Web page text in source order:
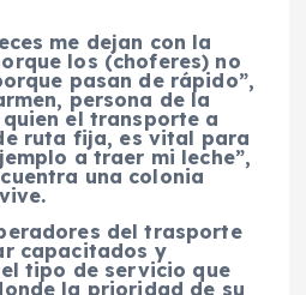
me dejan con la
los (choferes) no
pasan de rápido”,
persona de la
el transporte a
ruta fija, es vital para
a traer mi leche”,
una colonia
del trasporte
capacitados y
tipo de servicio que
la prioridad de su